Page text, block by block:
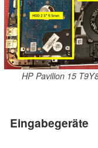
HP Pavilion 15
Eingabegeräte